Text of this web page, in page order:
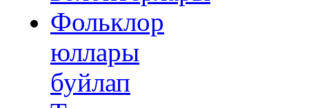
Фольклор
юллары
буйлап